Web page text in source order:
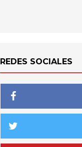
REDES SOCIALES